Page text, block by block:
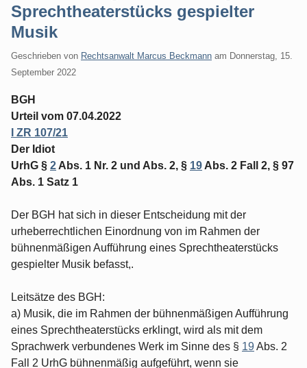
Sprechtheaterstücks gespielter
Musik
Geschrieben von Rechtsanwalt Marcus Beckmann am Donnerstag, 15.
September 2022
BGH
Urteil vom 07.04.2022
I ZR 107/21
Der Idiot
UrhG § 2 Abs. 1 Nr. 2 und Abs. 2, § 19 Abs. 2 Fall 2, § 97
Abs. 1 Satz 1
Der BGH hat sich in dieser Entscheidung mit der
urheberrechtlichen Einordnung von im Rahmen der
bühnenmäßigen Aufführung eines Sprechtheaterstücks
gespielter Musik befasst,.
Leitsätze des BGH:
a) Musik, die im Rahmen der bühnenmäßigen Aufführung
eines Sprechtheaterstücks erklingt, wird als mit dem
Sprachwerk verbundenes Werk im Sinne des § 19Abs. 2
Fall 2 UrhG bühnenmäßig aufgeführt, wenn sie